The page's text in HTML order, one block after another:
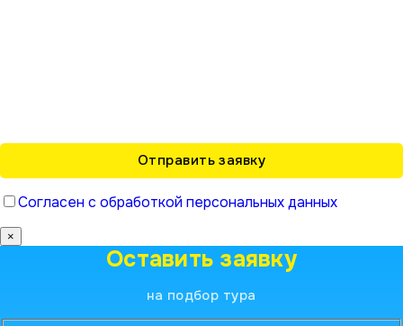
Согласен с обработкой персональных данных
×
Оставить заявку
на подбор тура